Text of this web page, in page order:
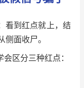
看到红点就上，结
面收尸。
区分三种红点：